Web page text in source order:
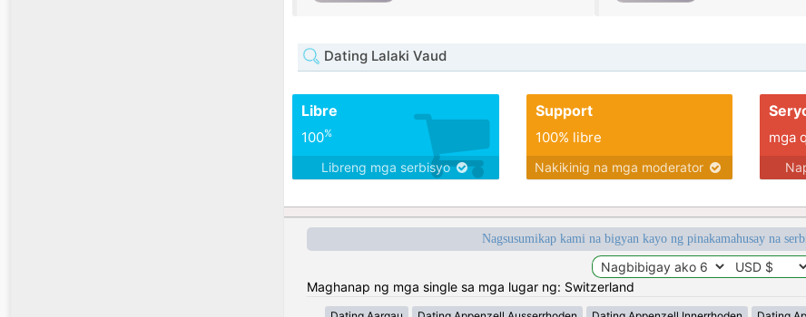
Dating Lalaki Vaud
Libre
100%
Libreng mga serbisyo
Support
100% libre
Nakikinig na mga moderator
mga
Nagsusumikap kami na bigyan kayo ng pinakamahusay na
Maghanap ng mga single sa mga lugar ng: Switzerland